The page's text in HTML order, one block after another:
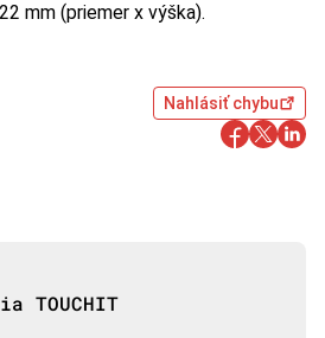
mm (priemer x výška).
Nahlásiť chybu
TOUCHIT